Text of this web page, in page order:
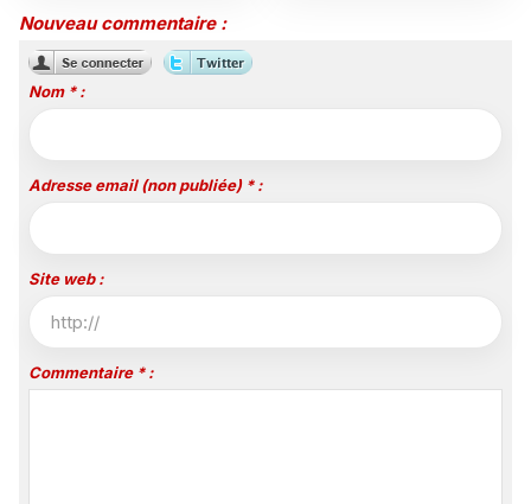
mutation
Nouveau commentaire :
Nom * :
Adresse email (non publiée) * :
Site web :
Commentaire * :